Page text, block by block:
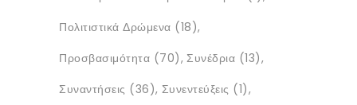
Πολιτιστικά Δρώμενα (18)
Προσβασιμότητα (70) Συνέδρια (13)
Συναντήσεις (36) Συνεντεύξεις (1)